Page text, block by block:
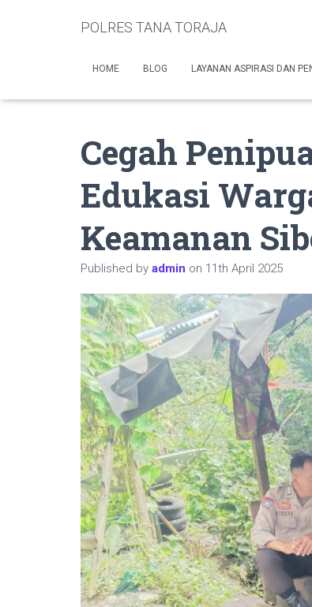
POLRES TANA TORAJA
HOME BLOG LAYANAN ASPIRASI DAN
Cegah
Edukasi
Keamanan
Published by admin on 11th April 2025